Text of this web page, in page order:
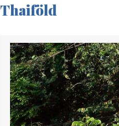
Thaiföld